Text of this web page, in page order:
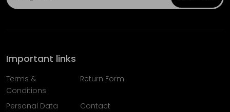
Important links
Terms &
Conditions
Return Form
Personal Data
Contact